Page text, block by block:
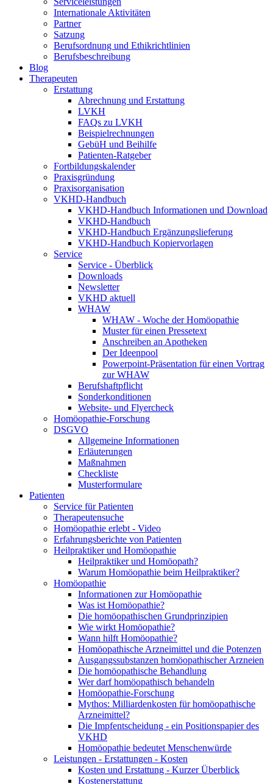
Internationale Aktivitäten
Partner
Satzung
Berufsordnung und Ethikrichtlinien
Berufsbeschreibung
Blog
Therapeuten
Erstattung
Abrechnung und Erstattung
LVKH
FAQs zu LVKH
Beispielrechnungen
GebüH und Beihilfe
Patienten-Ratgeber
Fortbildungskalender
Praxisgründung
Praxisorganisation
VKHD-Handbuch
VKHD-Handbuch Informationen und Download
VKHD-Handbuch
VKHD-Handbuch Ergänzungslieferung
VKHD-Handbuch Kopiervorlagen
Service
Service - Überblick
Downloads
Newsletter
VKHD aktuell
WHAW
WHAW - Woche der Homöopathie
Muster für einen Pressetext
Anschreiben an Apotheken
Der Ideenpool
Powerpoint-Präsentation für einen Vortrag
zur WHAW
Berufshaftpflicht
Sonderkonditionen
Website- und Flyercheck
Homöopathie-Forschung
DSGVO
Allgemeine Informationen
Erläuterungen
Maßnahmen
Checkliste
Musterformulare
Patienten
Service für Patienten
Therapeutensuche
Homöopathie erlebt - Video
Erfahrungsberichte von Patienten
Heilpraktiker und Homöopathie
Heilpraktiker und Homöopath?
Warum Homöopathie beim Heilpraktiker?
Homöopathie
Informationen zur Homöopathie
Was ist Homöopathie?
Die homöopathischen Grundprinzipien
Wie wirkt Homöopathie?
Wann hilft Homöopathie?
Homöopathische Arzneimittel und die Potenzen
Ausgangssubstanzen homöopathischer Arzneien
Die homöopathische Behandlung
Wer darf homöopathisch behandeln
Homöopathie-Forschung
Mythos: Milliardenkosten für homöopathische
Arzneimittel?
Die Impfentscheidung - ein Positionspapier des
VKHD
Homöopathie bedeutet Menschenwürde
Leistungen - Erstattungen - Kosten
Kosten und Erstattung - Kurzer Überblick
Kostenerstattung